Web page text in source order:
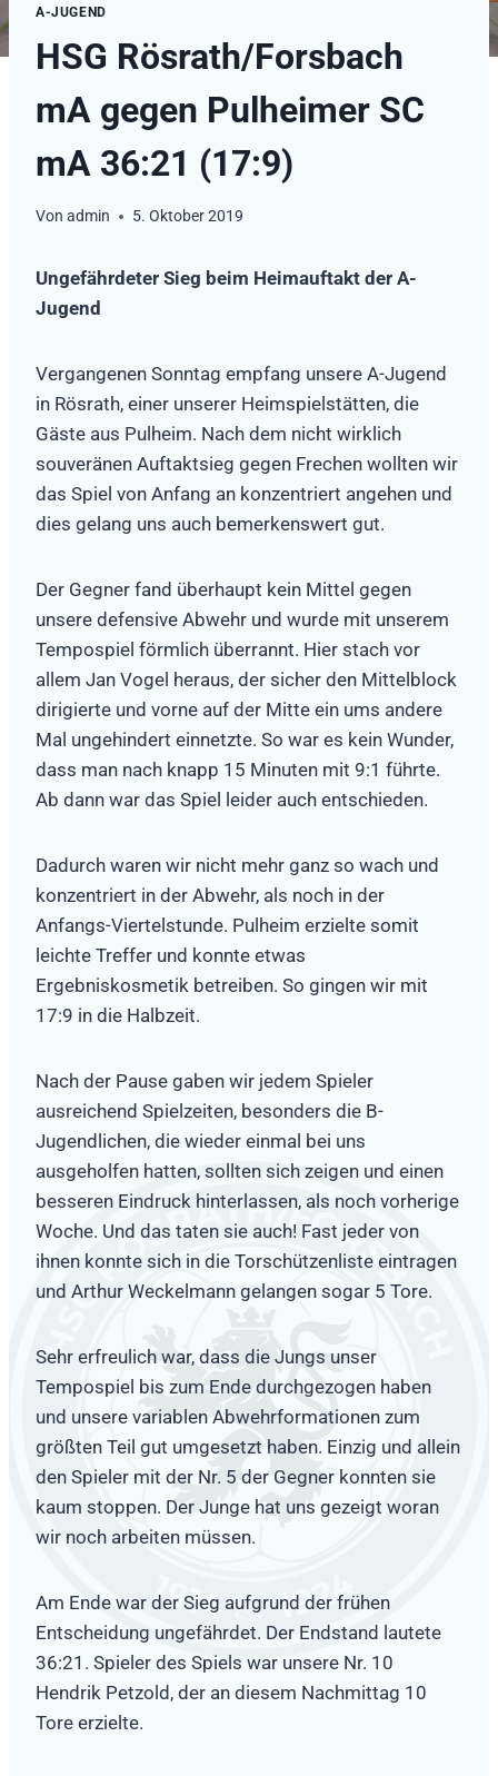
A-JUGEND
HSG Rösrath/Forsbach
mA gegen Pulheimer SC
mA 36:21 (17:9)
Von admin 5. Oktober 2019
Ungefährdeter Sieg beim Heimauftakt der A-
Jugend
Vergangenen Sonntag empfang unsere A-Jugend
in Rösrath, einer unserer Heimspielstätten, die
Gäste aus Pulheim. Nach dem nicht wirklich
souveränen Auftaktsieg gegen Frechen wollten wir
das Spiel von Anfang an konzentriert angehen und
dies gelang uns auch bemerkenswert gut.
Der Gegner fand überhaupt kein Mittel gegen
unsere defensive Abwehr und wurde mit unserem
Tempospiel förmlich überrannt. Hier stach vor
allem Jan Vogel heraus, der sicher den Mittelblock
dirigierte und vorne auf der Mitte ein ums andere
Mal ungehindert einnetzte. So war es kein Wunder,
dass man nach knapp 15 Minuten mit 9:1 führte.
Ab dann war das Spiel leider auch entschieden.
Dadurch waren wir nicht mehr ganz so wach und
konzentriert in der Abwehr, als noch in der
Anfangs-Viertelstunde. Pulheim erzielte somit
leichte Treffer und konnte etwas
Ergebniskosmetik betreiben. So gingen wir mit
17:9 in die Halbzeit.
Nach der Pause gaben wir jedem Spieler
ausreichend Spielzeiten, besonders die B-
Jugendlichen, die wieder einmal bei uns
ausgeholfen hatten, sollten sich zeigen und einen
besseren Eindruck hinterlassen, als noch vorherige
Woche. Und das taten sie auch! Fast jeder von
ihnen konnte sich in die Torschützenliste eintragen
und Arthur Weckelmann gelangen sogar 5 Tore.
Sehr erfreulich war, dass die Jungs unser
Tempospiel bis zum Ende durchgezogen haben
und unsere variablen Abwehrformationen zum
größten Teil gut umgesetzt haben. Einzig und allein
den Spieler mit der Nr. 5 der Gegner konnten sie
kaum stoppen. Der Junge hat uns gezeigt woran
wir noch arbeiten müssen.
Am Ende war der Sieg aufgrund der frühen
Entscheidung ungefährdet. Der Endstand lautete
36:21. Spieler des Spiels war unsere Nr. 10
Hendrik Petzold, der an diesem Nachmittag 10
Tore erzielte.